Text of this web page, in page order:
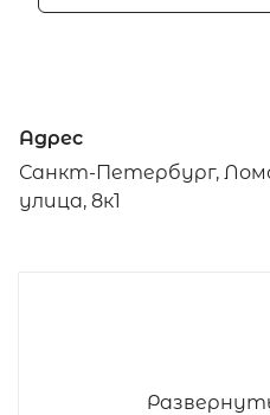
Адрес
Санкт-Петербург,
улица, 8к1